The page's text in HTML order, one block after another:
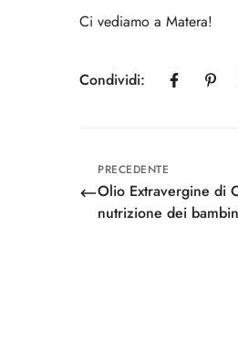
Ci vediamo a Matera!
Condividi:
PRECEDENTE
Olio Extravergine di
nutrizione dei